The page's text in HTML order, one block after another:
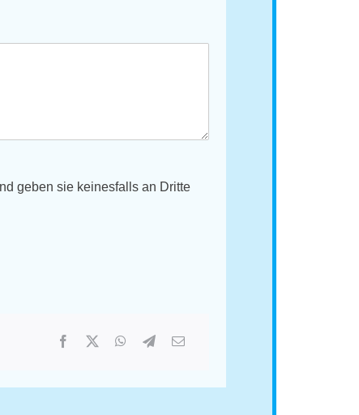
geben sie keinesfalls an Dritte